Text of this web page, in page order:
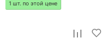
1 шт. по этой цене